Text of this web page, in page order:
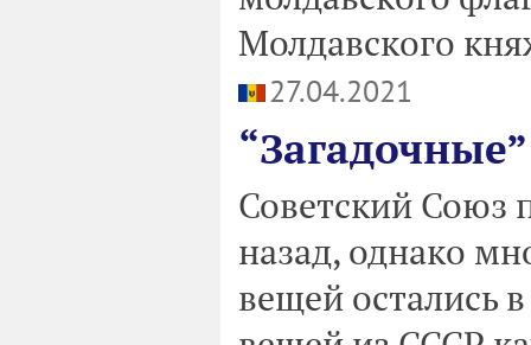
Молдавского
27.04.2021
Советский Союз
назад, однако
вещей остались